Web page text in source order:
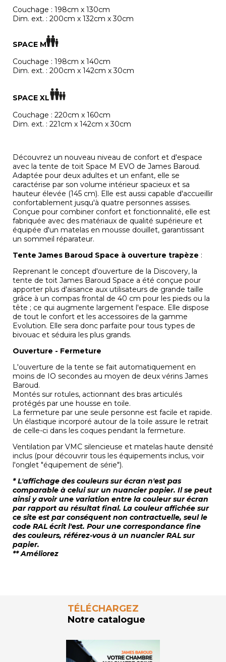
Couchage : 198cm x 130cm
Dim. ext. : 200cm x 132cm x 30cm
SPACE M
Couchage : 198cm x 140cm
Dim. ext. : 200cm x 142cm x 30cm
SPACE XL
Couchage : 220cm x 160cm
Dim. ext. : 221cm x 142cm x 30cm
Découvrez un nouveau niveau de confort et d'espace
avec la tente de toit Space M EVO de James Baroud.
Adaptée pour deux adultes et un enfant, elle se
caractérise par son volume intérieur spacieux et sa
hauteur élevée (145 cm). Elle est aussi capable d'accueillir
confortablement jusqu'à quatre personnes assises.
Conçue pour combiner confort et fonctionnalité, elle est
fabriquée avec des matériaux de qualité supérieure et
équipée d'un matelas en mousse douillet, garantissant
un sommeil réparateur.
Tente James Baroud Space à ouverture trapèze :
Reprenant le concept d'ouverture de la Discovery, la
tente de toit James Baroud Space a été conçue pour
apporter plus d'aisance aux utilisateurs de grande taille
grâce à un compas frontal de 40 cm pour les pieds ou la
tête ; ce qui augmente largement l'espace. Elle dispose
de tout le confort et les accessoires de la gamme
Evolution. Elle sera donc parfaite pour tous types de
bivouac et séduira les plus grands.
Ouverture - Fermeture
L'ouverture de la tente se fait automatiquement en
moins de IO secondes au moyen de deux vérins James
Baroud.
Montés sur rotules, actionnant des bras articulés
protégés par une housse en toile.
La fermeture par une seule personne est facile et rapide.
Un élastique incorporé autour de la toile assure le retrait
de celle-ci dans les coques pendant la fermeture.
Ventilation par VMC silencieuse et matelas haute densité
inclus (pour découvrir tous les équipements inclus, voir
l'onglet "équipement de série").
* L'affichage des couleurs sur écran n'est pas
comparable à celui sur un nuancier papier. Il se peut
ainsi y avoir une variation entre la couleur sur écran
par rapport au résultat final. La couleur affichée sur
ce site est par conséquent non contractuelle, seul le
code RAL écrit l'est. Pour une correspondance fine
des couleurs, référez-vous à un nuancier RAL sur
papier.
** Améliorez
TÉLÉCHARGEZ
Notre catalogue